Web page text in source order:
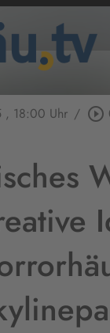
, 18:00 Uhr / play_circle_outline